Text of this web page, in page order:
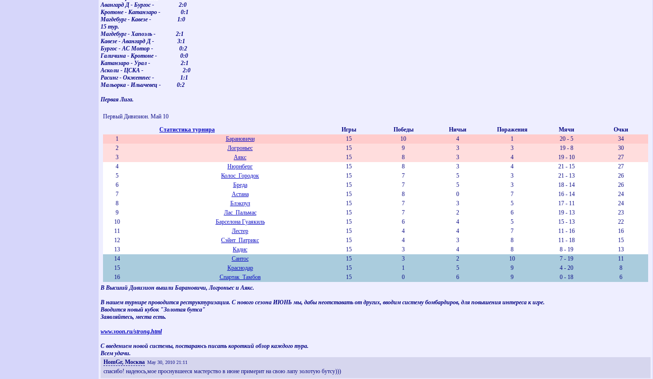
Авангард Д - Бургос - 2:0
Кротоне - Катанзаро - 0:1
Магдебург - Кавезе - 1:0
15 тур.
Магдебург - Хапоэль - 2:1
Кавезе - Авангард Д - 3:1
Бургос - АС Мотор - 0:2
Галичина - Кротоне - 0:0
Катанзаро - Урал - 2:1
Асколи - ЦСКА - 2:0
Расинг - Окжетпес - 1:1
Мальорка - Ильичевец - 0:2
Первая Лига.
Первый Дивизион. Май 10
Статистика турнира
Игры Победы Ничьи Поражения Мячи
Очки
1
Барановичи 15 10 4 1 20 - 5
34
2
Логроньес 15 9 3 3 19 - 8
30
3
Аякс 15 8 3 4 19 - 10
27
4
Нюрнберг 15 8 3 4 21 - 15
27
5
Колос_Городок 15 7 5 3 21 - 13
26
6
Бреда 15 7 5 3 18 - 14
26
7
Астана 15 8 0 7 16 - 14
24
8
Блэкпул 15 7 3 5 17 - 11
24
9
Лас_Пальмас 15 7 2 6 19 - 13
23
10
Барселона Гуаякиль 15 6 4 5 15 - 13
22
11
Лестер 15 4 4 7 11 - 16
16
12
Сэйнт_Патрикс 15 4 3 8 11 - 18
15
13
Кадис 15 3 4 8 8 - 19
13
14
Сантос 15 3 2 10 7 - 19
11
15
Краснодар 15 1 5 9 4 - 20
8
16
Спартак_Тамбов 15 0 6 9 0 - 18
6
В Высший Дивизион вышли Барановичи, Логроньес и Аякс.
В нашем турнире проводится реструктуризация. С нового сезона ИЮНЬ мы, дабы неотставать от других, вводим систему бомбардиров, для повышения интереса к игре.
Вводится новый кубок "Золотая бутса"
Заявляйтесь, места есть.
www.voon.ru/strong.html
С введением новой системы, постараюсь писать короткий обзор каждого тура.
Всем удачи.
HomGr, Москва May 30, 2010 21:11
спасибо! надеюсь,мое проснувшееся мастерство в июне примерит на свою лапу золотую бутсу)))